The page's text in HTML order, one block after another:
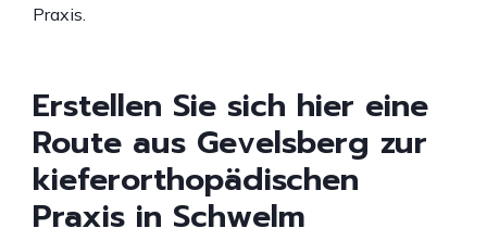
Praxis.
Erstellen Sie sich hier eine
Route aus Gevelsberg zur
kieferorthopädischen
Praxis in Schwelm